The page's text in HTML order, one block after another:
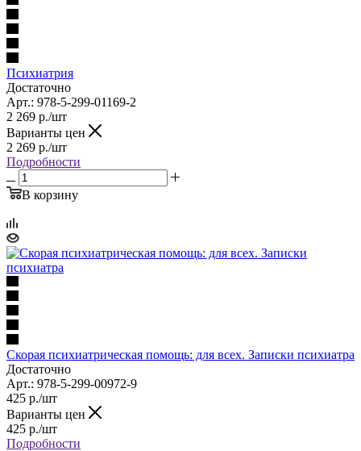
Психиатрия
Достаточно
Арт.: 978-5-299-01169-2
2 269 р./шт
Варианты цен
2 269 р./шт
Подробности
В корзину
Скорая психиатрическая помощь: для всех. Записки психиатра
Достаточно
Арт.: 978-5-299-00972-9
425 р./шт
Варианты цен
425 р./шт
Подробности